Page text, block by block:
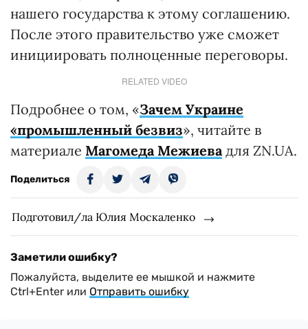
нашего государства к этому соглашению.
После этого правительство уже сможет
инициировать полноценные переговоры.
RELATED VIDEO
Подробнее о том, «Зачем Украине
«промышленный безвиз», читайте в
материале Магомеда Межиевадля ZN.UA.
Поделиться
Подготовил/ла Юлия Москаленко
Заметили ошибку?
Пожалуйста, выделите ее мышкой и нажмите
Ctrl+Enter или Отправить ошибку